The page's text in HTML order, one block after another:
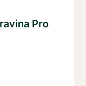
Pro